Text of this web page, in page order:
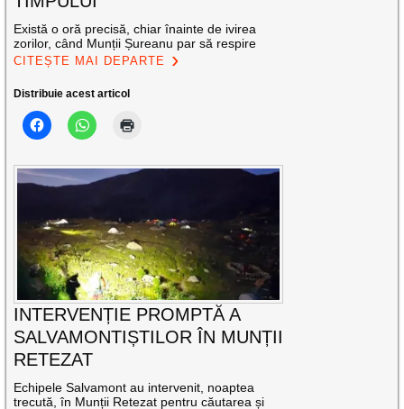
Există o oră precisă, chiar înainte de ivirea
zorilor, când Munții Șureanu par să respire
CITEȘTE MAI DEPARTE
Distribuie acest articol
INTERVENȚIE PROMPTĂ A
SALVAMONTIȘTILOR ÎN MUNȚII
RETEZAT
Echipele Salvamont au intervenit, noaptea
trecută, în Munții Retezat pentru căutarea și